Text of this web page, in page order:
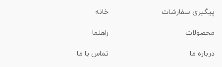
پیگیری سفارشات خانه
محصولات راهنما
درباره ما تماس با ما